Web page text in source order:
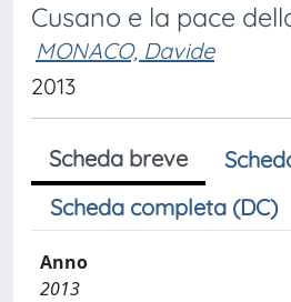
Cusano e la pace
MONACO, Davide
2013
Scheda breve
Scheda completa (DC)
Anno
2013